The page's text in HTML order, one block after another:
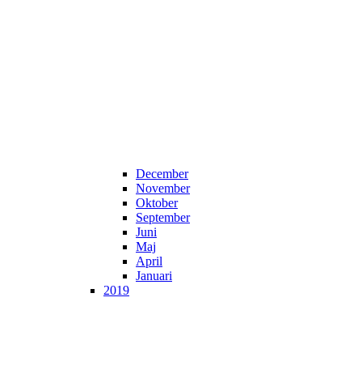
December
November
Oktober
September
Juni
Maj
April
Januari
2019